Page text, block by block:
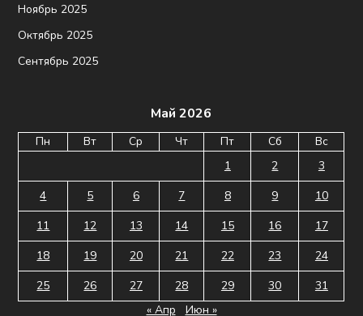
Ноябрь 2025
Октябрь 2025
Сентябрь 2025
Май 2026
Пн Вт Ср Чт Пт Сб
Вс
1
2
3
4
5 6 7 8 9
10
11
12 13 14 15 16
17
18
19 20 21 22 23
24
25
26 27 28 29 30
31
« Апр
Июн »